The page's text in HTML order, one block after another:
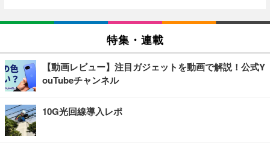
特集・連載
【動画レビュー】注目ガジェットを動画で解説！公式Y
ouTubeチャンネル
10G光回線導入レポ